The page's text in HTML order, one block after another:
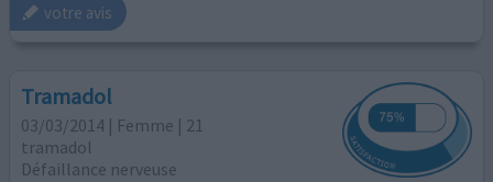
votre avis
Tramadol
03/03/2014 | Femme | 21
tramadol
Défaillance nerveuse